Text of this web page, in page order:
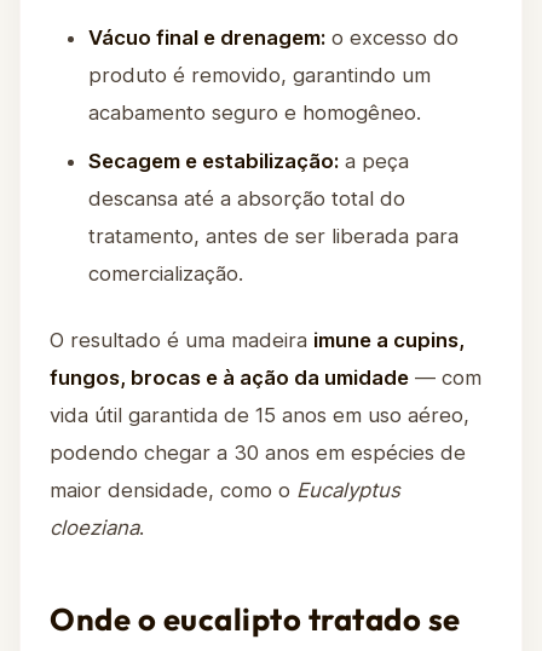
Vácuo final e drenagem: o excesso do
produto é removido, garantindo um
acabamento seguro e homogêneo.
Secagem e estabilização: a peça
descansa até a absorção total do
tratamento, antes de ser liberada para
comercialização.
O resultado é uma madeira imune a cupins,
fungos, brocas e à ação da umidade — com
vida útil garantida de 15 anos em uso aéreo,
podendo chegar a 30 anos em espécies de
maior densidade, como o Eucalyptus
cloeziana.
Onde o eucalipto tratado se